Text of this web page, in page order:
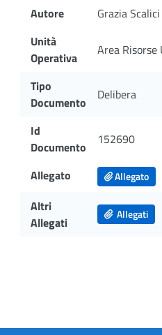
Autore
Grazia Scalici
Unità
Operativa
Area Risorse
Tipo
Documento
Delibera
Id
Documento
152690
Allegato Allegato
Altri
Allegati
Allegati